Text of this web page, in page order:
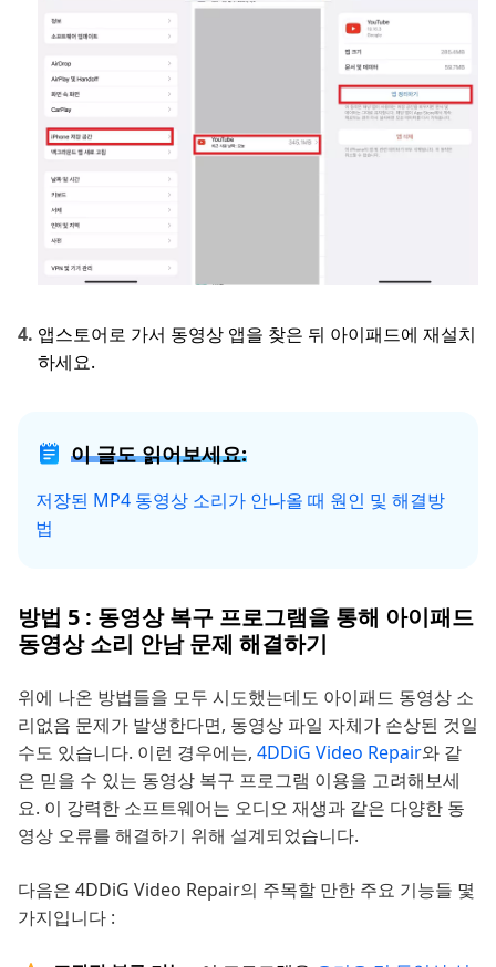
앱스토어로 가서 동영상 앱을 찾은 뒤 아이패드에 재설치
하세요.
이 글도 읽어보세요:
저장된 MP4 동영상 소리가 안나올 때 원인 및 해결방
법
방법 5 : 동영상 복구 프로그램을 통해 아이패드
동영상 소리 안남 문제 해결하기
위에 나온 방법들을 모두 시도했는데도 아이패드 동영상 소
리없음 문제가 발생한다면, 동영상 파일 자체가 손상된 것일
수도 있습니다. 이런 경우에는, 4DDiG Video Repair와 같
은 믿을 수 있는 동영상 복구 프로그램 이용을 고려해보세
요. 이 강력한 소프트웨어는 오디오 재생과 같은 다양한 동
영상 오류를 해결하기 위해 설계되었습니다.
다음은 4DDiG Video Repair의 주목할 만한 주요 기능들 몇
가지입니다 :